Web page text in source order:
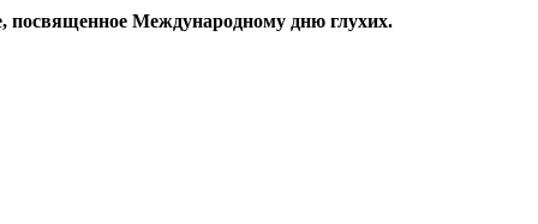
посвященное Международному дню глухих.